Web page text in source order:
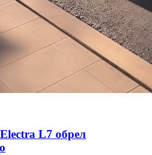
L7 обрел